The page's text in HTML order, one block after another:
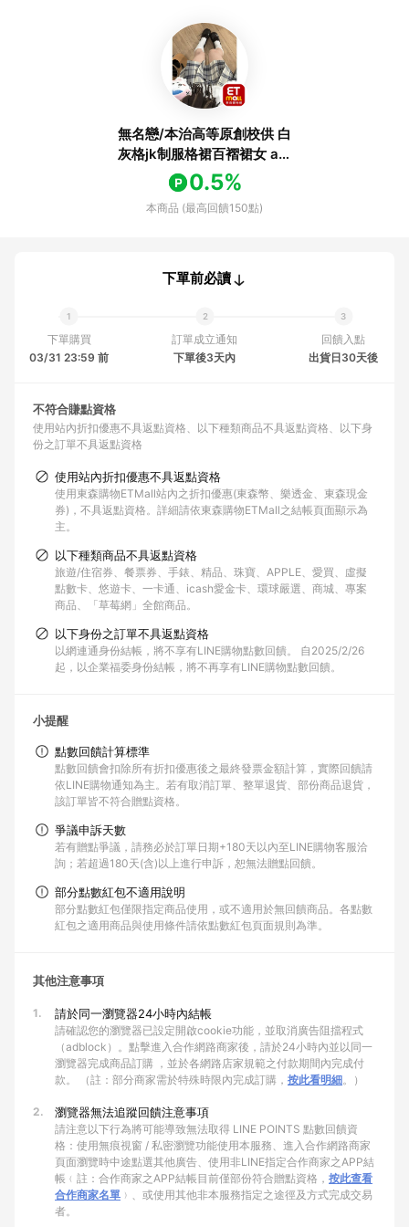
無名戀/本治高等原創校供 白
灰格jk制服格裙百褶裙女 a字
裙半身裙
0.5%
本商品 (最高回饋150點)
下單前必讀
下單購買
03/31 23:59 前
訂單成立通知
下單後3天內
回饋入點
出貨日30天後
不符合賺點資格
使用站內折扣優惠不具返點資格 以下種類商品不具返點資格
以下身
份之訂單不具返點資格
使用站內折扣優惠不具返點資格
使用東森購物ETMall站內之折扣優惠(東森幣、樂透金、東森現金
券)，不具返點資格。詳細請依東森購物ETMall之結帳頁面顯示為
主。
以下種類商品不具返點資格
旅遊/住宿券、餐票券、手錶、精品、珠寶、APPLE、愛買、虛擬
點數卡、悠遊卡、一卡通、icash愛金卡、環球嚴選、商城、專案
商品、「草莓網」全館商品。
以下身份之訂單不具返點資格
以網連通身份結帳，將不享有LINE購物點數回饋。 自2025/2/26
起，以企業福委身份結帳，將不再享有LINE購物點數回饋。
小提醒
點數回饋計算標準
點數回饋會扣除所有折扣優惠後之最終發票金額計算，實際回饋請
依LINE購物通知為主。若有取消訂單、整單退貨、部份商品退貨，
該訂單皆不符合贈點資格。
爭議申訴天數
若有贈點爭議，請務必於訂單日期+180天以內至LINE購物客服洽
詢；若超過180天(含)以上進行申訴，恕無法贈點回饋。
部分點數紅包不適用說明
部分點數紅包僅限指定商品使用，或不適用於無回饋商品。各點數
紅包之適用商品與使用條件請依點數紅包頁面規則為準。
其他注意事項
1. 請於同一瀏覽器24小時內結帳
請確認您的瀏覽器已設定開啟cookie功能，並取消廣告阻擋程式
（adblock）。點擊進入合作網路商家後，請於24小時內並以同一
瀏覽器完成商品訂購 ，並於各網路店家規範之付款期間內完成付
款。 （註：部分商家需於特殊時限內完成訂購， 按此看明細。）
2. 瀏覽器無法追蹤回饋注意事項
請注意以下行為將可能導致無法取得 LINE POINTS 點數回饋資
格：使用無痕視窗 / 私密瀏覽功能使用本服務、進入合作網路商家
頁面瀏覽時中途點選其他廣告、使用非LINE指定合作商家之APP結
帳﹙註：合作商家之APP結帳目前僅部份符合贈點資格， 按此查看
合作商家名單 ﹚、或使用其他非本服務指定之途徑及方式完成交易
者。